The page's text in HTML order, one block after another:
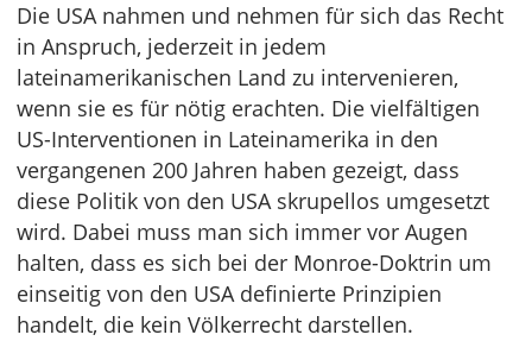
Die USA nahmen und nehmen für sich das Recht
in Anspruch, jederzeit in jedem
lateinamerikanischen Land zu intervenieren,
wenn sie es für nötig erachten. Die vielfältigen
US-Interventionen in Lateinamerika in den
vergangenen 200 Jahren haben gezeigt, dass
diese Politik von den USA skrupellos umgesetzt
wird. Dabei muss man sich immer vor Augen
halten, dass es sich bei der Monroe-Doktrin um
einseitig von den USA definierte Prinzipien
handelt, die kein Völkerrecht darstellen.